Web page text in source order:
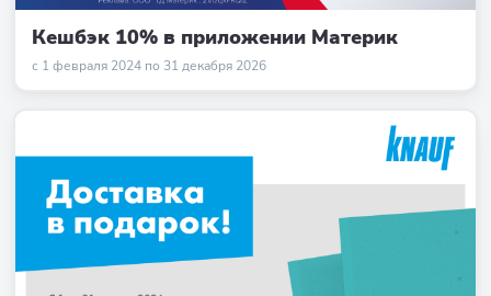
Кешбэк 10% в приложении Материк
с 1 февраля 2024 по 31 декабря 2026